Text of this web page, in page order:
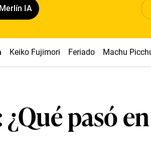
IA
Keiko Fujimori Feriado Machu
pasó